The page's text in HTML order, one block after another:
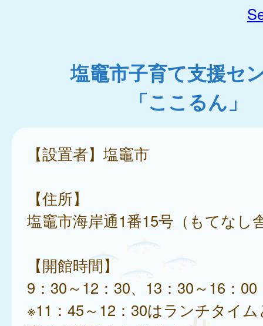
塩竈市子育て支援セ
「ここるん」
【設置者】塩竈市
【住所】
塩竈市海岸通1番15号（もてなし
【開館時間】
9：30～12：30、13：30～16：00
※11：45～12：30はランチタイ